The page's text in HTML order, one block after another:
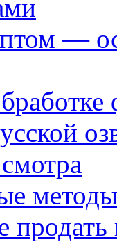
—